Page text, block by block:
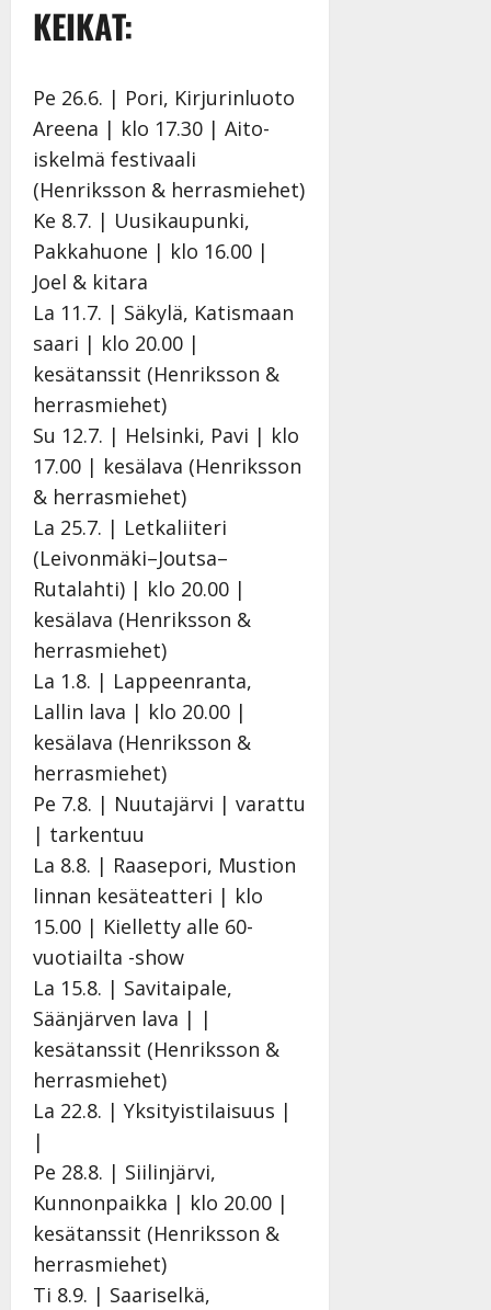
KEIKAT:
Pe 26.6. | Pori, Kirjurinluoto
Areena | klo 17.30 | Aito-
iskelmä festivaali
(Henriksson & herrasmiehet)
Ke 8.7. | Uusikaupunki,
Pakkahuone | klo 16.00 |
Joel & kitara
La 11.7. | Säkylä, Katismaan
saari | klo 20.00 |
kesätanssit (Henriksson &
herrasmiehet)
Su 12.7. | Helsinki, Pavi | klo
17.00 | kesälava (Henriksson
& herrasmiehet)
La 25.7. | Letkaliiteri
(Leivonmäki–Joutsa–
Rutalahti) | klo 20.00 |
kesälava (Henriksson &
herrasmiehet)
La 1.8. | Lappeenranta,
Lallin lava | klo 20.00 |
kesälava (Henriksson &
herrasmiehet)
Pe 7.8. | Nuutajärvi | varattu
| tarkentuu
La 8.8. | Raasepori, Mustion
linnan kesäteatteri | klo
15.00 | Kielletty alle 60-
vuotiailta -show
La 15.8. | Savitaipale,
Säänjärven lava | |
kesätanssit (Henriksson &
herrasmiehet)
La 22.8. | Yksityistilaisuus |
|
Pe 28.8. | Siilinjärvi,
Kunnonpaikka | klo 20.00 |
kesätanssit (Henriksson &
herrasmiehet)
Ti 8.9. | Saariselkä,